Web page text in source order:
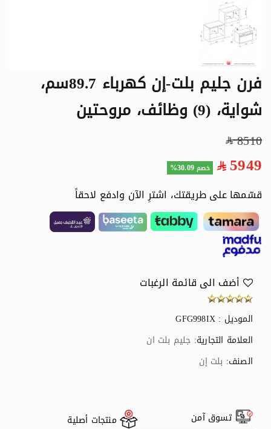
فرن جليم بلت-إن كهرباء 89.7سم،
شواية، (9) وظائف، مروحتين
8510
5949 خصم30.09%
قسّمها على طريقتك، اشترِ الآن وادفع لاحقاً
أضف الى قائمة الرغبات
الموديل : GFG998IX
العلامة التجارية: جليم بلت ان
الصنف: بلت إن
تسوق آمن
منتجات أصلية